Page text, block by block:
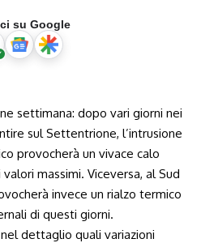
su Google
settimana: dopo vari giorni nei
sul Settentrione, l’intrusione
provocherà un vivace calo
massimi. Viceversa, al Sud
invece un rialzo termico
di questi giorni.
dettaglio quali variazioni